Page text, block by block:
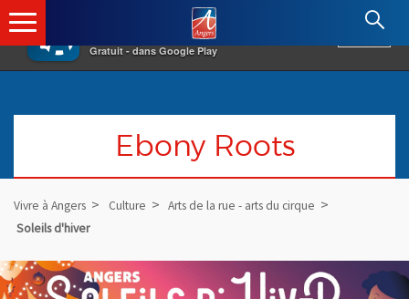
×
Gratuit - dans Google Play
Angers.fr : Retour à l'accueil
Ebony Roots
Vivre à Angers Culture
Arts de la rue - arts du cirque
Soleils d'hiver